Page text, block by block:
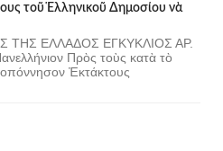
τοῦ Ἑλληνικοῦ Δημοσίου νὰ
ΤΗΣ ΕΛΛΑΔΟΣ ΕΓΚΥΚΛΙΟΣ ΑΡ.
Πρὸς τοὺς κατὰ τὸ
Ἐκτάκτους